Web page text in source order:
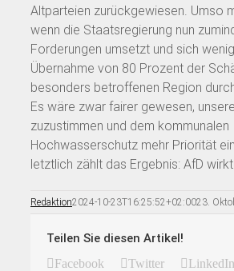
Altparteien zurückgewiesen. Umso
wenn die Staatsregierung nun
Forderungen umsetzt und sich
Übernahme von 80 Prozent der
besonders betroffenen Region
Es wäre zwar fairer gewesen,
zuzustimmen und dem kommunalen
Hochwasserschutz mehr Priorität
letztlich zählt das Ergebnis: AfD
Redaktion2024-10-23T16:25:52+02:0023.
Teilen Sie diesen Artikel!
Facebook Twitter LinkedIn